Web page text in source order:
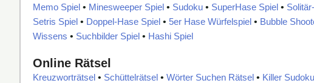
Memo Spiel • Minesweeper Spiel • Sudoku • SuperHase Spiel •
Setris Spiel • Doppel-Hase Spiel • 5er Hase Würfelspiel • Bubble
Wissens • Suchbilder Spiel • Hashi Spiel
Online Rätsel
Kreuzworträtsel • Schüttelrätsel • Wörter Suchen Rätsel • Killer